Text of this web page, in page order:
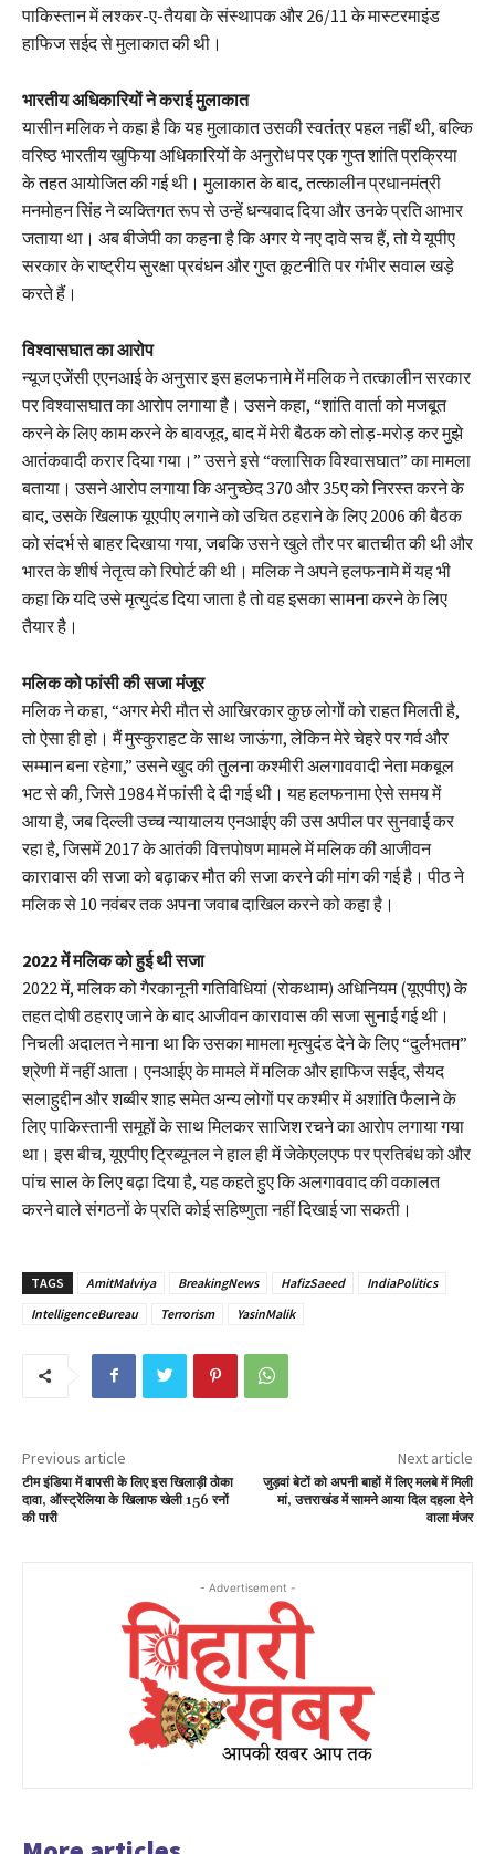
पाकिस्तान में लश्कर-ए-तैयबा के संस्थापक और 26/11 के मास्टरमाइंड
हाफिज सईद से मुलाकात की थी।
भारतीय अधिकारियों ने कराई मुलाकात
यासीन मलिक ने कहा है कि यह मुलाकात उसकी स्वतंत्र पहल नहीं थी, बल्कि
वरिष्ठ भारतीय खुफिया अधिकारियों के अनुरोध पर एक गुप्त शांति प्रक्रिया
के तहत आयोजित की गई थी। मुलाकात के बाद, तत्कालीन प्रधानमंत्री
मनमोहन सिंह ने व्यक्तिगत रूप से उन्हें धन्यवाद दिया और उनके प्रति आभार
जताया था। अब बीजेपी का कहना है कि अगर ये नए दावे सच हैं, तो ये यूपीए
सरकार के राष्ट्रीय सुरक्षा प्रबंधन और गुप्त कूटनीति पर गंभीर सवाल खड़े
करते हैं।
विश्वासघात का आरोप
न्यूज एजेंसी एएनआई के अनुसार इस हलफनामे में मलिक ने तत्कालीन सरकार
पर विश्वासघात का आरोप लगाया है। उसने कहा, “शांति वार्ता को मजबूत
करने के लिए काम करने के बावजूद, बाद में मेरी बैठक को तोड़-मरोड़ कर मुझे
आतंकवादी करार दिया गया।” उसने इसे “क्लासिक विश्वासघात” का मामला
बताया। उसने आरोप लगाया कि अनुच्छेद 370 और 35ए को निरस्त करने के
बाद, उसके खिलाफ यूएपीए लगाने को उचित ठहराने के लिए 2006 की बैठक
को संदर्भ से बाहर दिखाया गया, जबकि उसने खुले तौर पर बातचीत की थी और
भारत के शीर्ष नेतृत्व को रिपोर्ट की थी। मलिक ने अपने हलफनामे में यह भी
कहा कि यदि उसे मृत्युदंड दिया जाता है तो वह इसका सामना करने के लिए
तैयार है।
मलिक को फांसी की सजा मंजूर
मलिक ने कहा, “अगर मेरी मौत से आखिरकार कुछ लोगों को राहत मिलती है,
तो ऐसा ही हो। मैं मुस्कुराहट के साथ जाऊंगा, लेकिन मेरे चेहरे पर गर्व और
सम्मान बना रहेगा,” उसने खुद की तुलना कश्मीरी अलगाववादी नेता मकबूल
भट से की, जिसे 1984 में फांसी दे दी गई थी। यह हलफनामा ऐसे समय में
आया है, जब दिल्ली उच्च न्यायालय एनआईए की उस अपील पर सुनवाई कर
रहा है, जिसमें 2017 के आतंकी वित्तपोषण मामले में मलिक की आजीवन
कारावास की सजा को बढ़ाकर मौत की सजा करने की मांग की गई है। पीठ ने
मलिक से 10 नवंबर तक अपना जवाब दाखिल करने को कहा है।
2022 में मलिक को हुई थी सजा
2022 में, मलिक को गैरकानूनी गतिविधियां (रोकथाम) अधिनियम (यूएपीए) के
तहत दोषी ठहराए जाने के बाद आजीवन कारावास की सजा सुनाई गई थी।
निचली अदालत ने माना था कि उसका मामला मृत्युदंड देने के लिए “दुर्लभतम”
श्रेणी में नहीं आता। एनआईए के मामले में मलिक और हाफिज सईद, सैयद
सलाहुद्दीन और शब्बीर शाह समेत अन्य लोगों पर कश्मीर में अशांति फैलाने के
लिए पाकिस्तानी समूहों के साथ मिलकर साजिश रचने का आरोप लगाया गया
था। इस बीच, यूएपीए ट्रिब्यूनल ने हाल ही में जेकेएलएफ पर प्रतिबंध को और
पांच साल के लिए बढ़ा दिया है, यह कहते हुए कि अलगाववाद की वकालत
करने वाले संगठनों के प्रति कोई सहिष्णुता नहीं दिखाई जा सकती।
TAGS AmitMalviya BreakingNews HafizSaeed
IndiaPolitics
IntelligenceBureau
Terrorism YasinMalik
Previous article
टीम इंडिया में वापसी के लिए इस खिलाड़ी ठोका
दावा, ऑस्ट्रेलिया के खिलाफ खेली 156 रनों
की पारी
Next article
जुड़वां बेटों को अपनी बाहों में लिए मलबे में मिली
मां, उत्तराखंड में सामने आया दिल दहला देने
वाला मंजर
- Advertisement -